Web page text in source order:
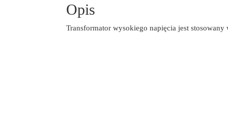
Opis
Transformator wysokiego napięcia jest